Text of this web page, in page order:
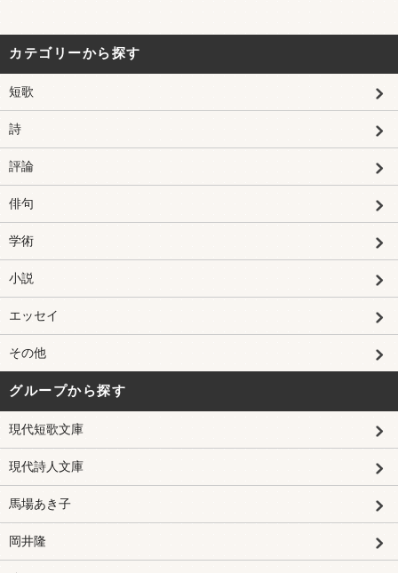
カテゴリーから探す
短歌
詩
評論
俳句
学術
小説
エッセイ
その他
グループから探す
現代短歌文庫
現代詩人文庫
馬場あき子
岡井隆